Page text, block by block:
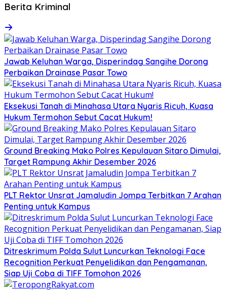
Berita Kriminal
Jawab Keluhan Warga, Disperindag Sangihe Dorong
Perbaikan Drainase Pasar Towo
Eksekusi Tanah di Minahasa Utara Nyaris Ricuh, Kuasa
Hukum Termohon Sebut Cacat Hukum!
Ground Breaking Mako Polres Kepulauan Sitaro Dimulai,
Target Rampung Akhir Desember 2026
​PLT Rektor Unsrat Jamaludin Jompa Terbitkan 7 Arahan
Penting untuk Kampus
Ditreskrimum Polda Sulut Luncurkan Teknologi Face
Recognition Perkuat Penyelidikan dan Pengamanan,
Siap Uji Coba di TIFF Tomohon 2026